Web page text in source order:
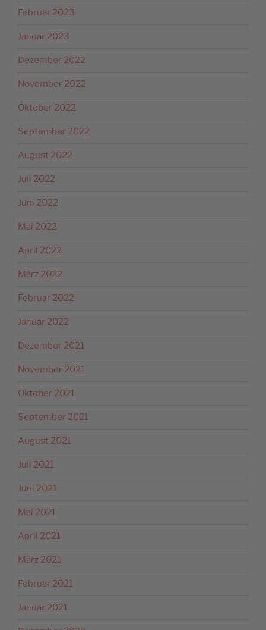
Februar 2023
Januar 2023
Dezember 2022
November 2022
Oktober 2022
September 2022
August 2022
Juli 2022
Juni 2022
Mai 2022
April 2022
März 2022
Februar 2022
Januar 2022
Dezember 2021
November 2021
Oktober 2021
September 2021
August 2021
Juli 2021
Juni 2021
Mai 2021
April 2021
März 2021
Februar 2021
Januar 2021